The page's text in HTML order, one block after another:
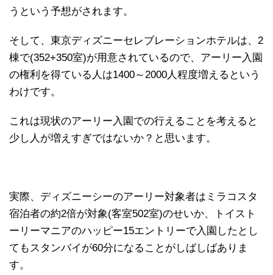
うという予想がされます。
そして、東京ディズニーセレブレーションホテルは、2
棟で(352+350室)が用意されているので、アーリー入園
の権利を得ている人は1400～2000人程度増えるという
わけです。
これは現状のアーリー入園での行えることを考えると
少し人が増えすぎではないか？と思います。
実際、ディズニーシーのアーリー対象者はミラコスタ
宿泊者の約2倍が対象(客室502室)のせいか、トイスト
ーリーマニアのハッピー15エントリーで入園したとし
てもスタンバイが60分になることがしばしばありま
す。